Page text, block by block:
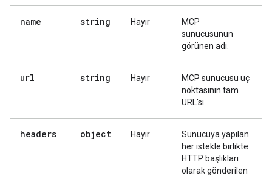
name string Hayır
MCP
sunucusunun
görünen adı.
url string Hayır
MCP sunucusu uç
noktasının tam
URL'si.
headers object Hayır
Sunucuya yapılan
her istekle birlikte
HTTP başlıkları
olarak gönderilen